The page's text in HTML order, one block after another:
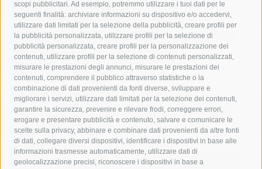
scopi pubblicitari. Ad esempio, potremmo utilizzare i tuoi dati per le
seguenti finalità: archiviare informazioni su dispositivo e/o accedervi,
utilizzare dati limitati per la selezione della pubblicità, creare profili per
la pubblicità personalizzata, utilizzare profili per la selezione di
pubblicità personalizzata, creare profili per la personalizzazione dei
contenuti, utilizzare profili per la selezione di contenuti personalizzati,
misurare le prestazioni degli annunci, misurare le prestazioni dei
contenuti, comprendere il pubblico attraverso statistiche o la
combinazione di dati provenienti da fonti diverse, sviluppare e
migliorare i servizi, utilizzare dati limitati per la selezione dei contenuti,
garantire la sicurezza, prevenire e rilevare frodi, correggere errori,
erogare e presentare pubblicità e contenuto, salvare e comunicare le
scelte sulla privacy, abbinare e combinare dati provenienti da altre fonti
di dati, collegare diversi dispositivi, identificare i dispositivi in base alle
informazioni trasmesse automaticamente, utilizzare dati di
geolocalizzazione precisi, riconoscere i dispositivi in base a
acqua allerta meteo
anas
area marina protetta di punta campanella
arresto
Asl Napoli 3 sud
capitaneria di porto capri
carabinieri
castellammare di stabia
circumvesuviana
comune di sorrento
concerto
contagi
costiera amalfitana
covid-19 eav
elezioni
fondazione sorrento
gori guardia costiera
incidente
lavori
lorenzo balducelli mare
massa lubrense
massimo coppola
Meta napoli
ordinanza
penisola sorrentina
piano di sorrento polizia municipale